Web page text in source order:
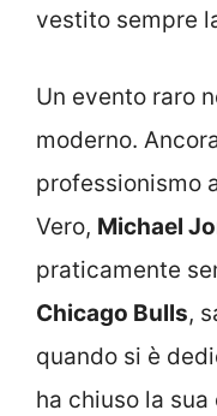
vestito sempre
Un evento raro
moderno.
professionismo
Vero, Michael
praticamente
Chicago Bulls,
quando si è
ha chiuso la